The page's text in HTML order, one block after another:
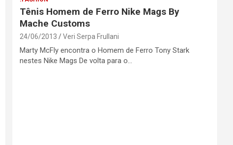
Tênis Homem de Ferro Nike Mags By
Mache Customs
24/06/2013 Veri Serpa Frullani
Marty McFly encontra o Homem de Ferro Tony Stark
nestes Nike Mags De volta para o…